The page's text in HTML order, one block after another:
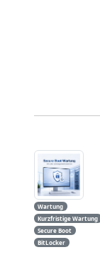
Wartung
Kurzfristige Wartung
Secure Boot
BitLocker